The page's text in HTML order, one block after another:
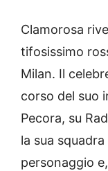
Clamorosa
tifosissimo
Milan. Il
corso del suo
Pecora, su
la sua
personaggio